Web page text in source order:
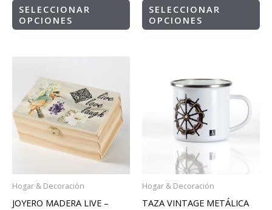
SELECCIONAR
OPCIONES
SELECCIONAR
OPCIONES
Hogar & Decoración
JOYERO MADERA LIVE –
Hogar & Decoración
TAZA VINTAGE METÁLICA